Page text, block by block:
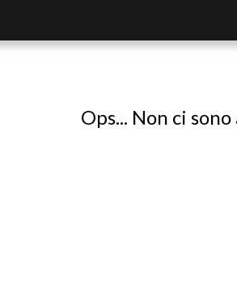
Ops... Non ci